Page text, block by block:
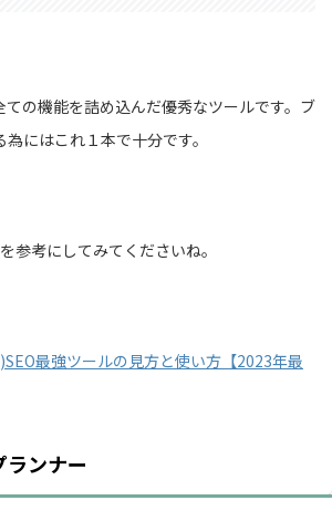
ての機能を詰め込んだ優秀なツールです。ブ
にはこれ１本で十分です。
参考にしてみてくださいね。
最強ツールの見方と使い方【2023年最
ンナー